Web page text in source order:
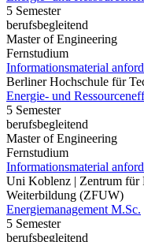
5 Semester
berufsbegleitend
Master of Engineering
Fernstudium
Informationsmaterial
Berliner Hochschule für
Energie- und
5 Semester
berufsbegleitend
Master of Engineering
Fernstudium
Informationsmaterial
Uni Koblenz | Zentrum für
Weiterbildung (ZFUW)
Energiemanagement M.Sc.
5 Semester
berufsbegleitend